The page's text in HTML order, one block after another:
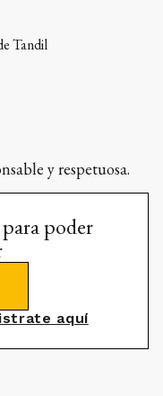
Tandil
y respetuosa.
poder
aquí